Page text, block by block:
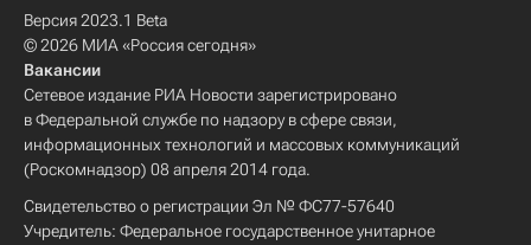
Версия 2023.1 Beta
© 2026 МИА «Россия сегодня»
Вакансии
Сетевое издание РИА Новости зарегистрировано
в Федеральной службе по надзору в сфере связи,
информационных технологий и массовых коммуникаций
(Роскомнадзор) 08 апреля 2014 года.
Свидетельство о регистрации Эл № ФС77-57640
Учредитель: Федеральное государственное унитарное